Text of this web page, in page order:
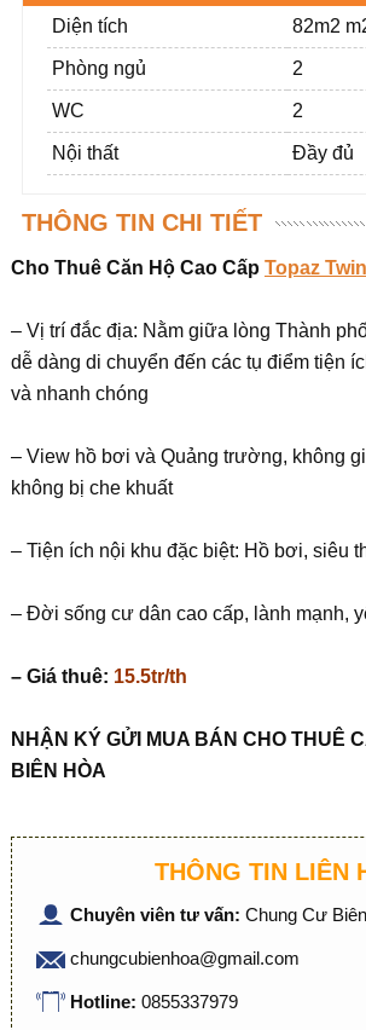
Diện tích 82m2
Phòng ngủ 2
WC 2
Nội thất Đầy đủ
THÔNG TIN CHI TIẾT
Cho Thuê Căn Hộ Cao Cấp Topaz
– Vị trí đắc địa: Nằm giữa lòng Thành
dễ dàng di chuyển đến các tụ điểm tiện
và nhanh chóng
– View hồ bơi và Quảng trường, không
không bị che khuất
– Tiện ích nội khu đặc biệt: Hồ bơi, siêu
– Đời sống cư dân cao cấp, lành mạnh,
– Giá thuê: 15.5tr/th
NHẬN KÝ GỬI MUA BÁN CHO THUÊ
BIÊN HÒA
THÔNG TIN LIÊN
Chuyên viên tư vấn: Chung Cư
chungcubienhoa@gmail.com
Hotline: 0855337979